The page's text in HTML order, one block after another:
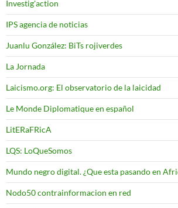
Investig'action
IPS agencia de noticias
Juanlu González: BiTs rojiverdes
La Jornada
Laicismo.org: El observatorio de la laicidad
Le Monde Diplomatique en español
LitERaFRicA
LQS: LoQueSomos
Mundo negro digital. ¿Que esta pasando en
Nodo50 contrainformacion en red